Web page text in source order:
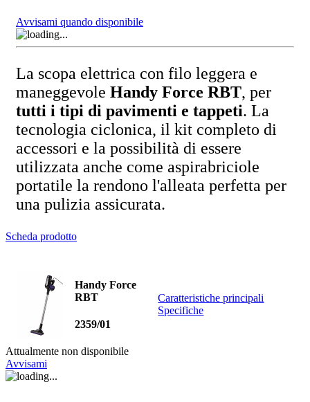
Avvisami quando disponibile
La scopa elettrica con filo leggera e
maneggevole Handy Force RBT, per
tutti i tipi di pavimenti e tappeti. La
tecnologia ciclonica, il kit completo di
accessori e la possibilità di essere
utilizzata anche come aspirabriciole
portatile la rendono l'alleata perfetta per
una pulizia assicurata.
Scheda prodotto
Handy Force
RBT
2359/01
Caratteristiche principali
Specifiche
Attualmente non disponibile
Avvisami